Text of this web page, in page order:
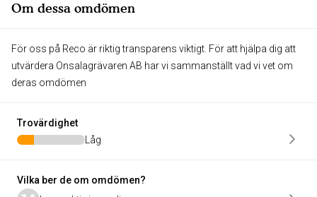
Om dessa omdömen
För oss på Reco är riktig transparens viktigt. För att hjälpa dig att
utvärdera Onsalagrävaren AB har vi sammanställt vad vi vet om
deras omdömen
Trovärdighet
Låg
Vilka ber de om omdömen?